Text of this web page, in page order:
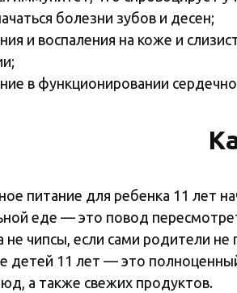
болезни зубов и десен;
и воспаления на коже и
в функционировании
питание для ребенка 11 лет
еде — это повод
не чипсы, если сами родители
детей 11 лет — это
а также свежих продуктов.